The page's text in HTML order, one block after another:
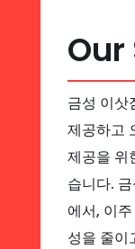
금성 이삿
제공하고
제공을 위
습니다.
에서, 이
성을 줄이